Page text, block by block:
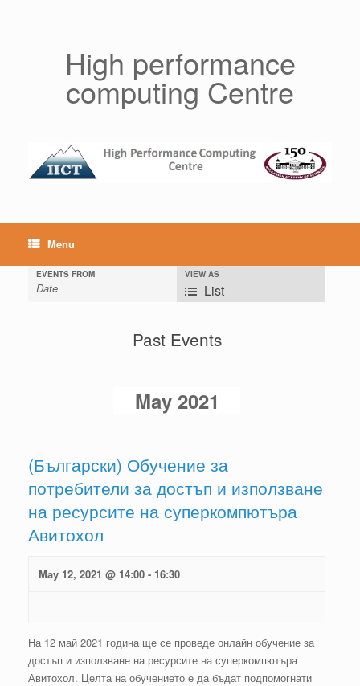
High performance
computing Centre
Menu
E
v
n
V
i
e
s
a
v
VIEW AS
List
EVENTS FROM
Past Events
May 2021
(Български) Обучение за
потребители за достъп и използване
на ресурсите на суперкомпютъра
Авитохол
May 12, 2021 @ 14:00 - 16:30
На 12 май 2021 година ще се проведе онлайн обучение за
достъп и използване на ресурсите на суперкомпютъра
Авитохол. Целта на обучението е да бъдат подпомогнати